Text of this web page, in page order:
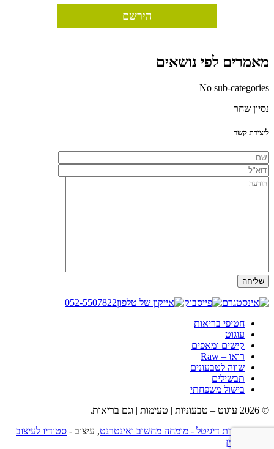
מאמרים לפי נושאים
No sub-categories
נסיון שחר
ליצירת קשר
052-5507822
חטיפי בריאות
עוגוט
קישים ומאפים
רואו – Raw
שווה לטבעונים
תבשילים
בישול משפחתי
© 2026 עוגוט – טבעוניות | טעימות | וגם בריאות.
בניה -שמרת דיגיטל - מומחה מחשוב ואינטרנט, עיצוב - סטודיו לעיצוב
הלית קלכמן